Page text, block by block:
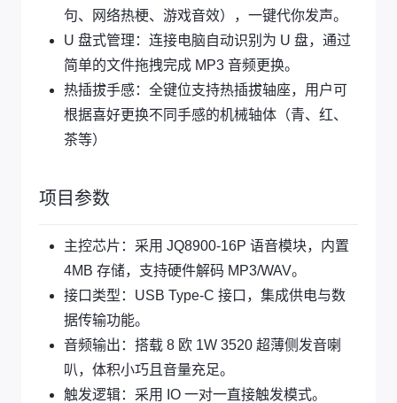
句、网络热梗、游戏音效），一键代你发声。
U 盘式管理：连接电脑自动识别为 U 盘，通过
简单的文件拖拽完成 MP3 音频更换。
热插拔手感：全键位支持热插拔轴座，用户可
根据喜好更换不同手感的机械轴体（青、红、
茶等）
项目参数
主控芯片：采用 JQ8900-16P 语音模块，内置
4MB 存储，支持硬件解码 MP3/WAV。
接口类型：USB Type-C 接口，集成供电与数
据传输功能。
音频输出：搭载 8 欧 1W 3520 超薄侧发音喇
叭，体积小巧且音量充足。
触发逻辑：采用 IO 一对一直接触发模式。